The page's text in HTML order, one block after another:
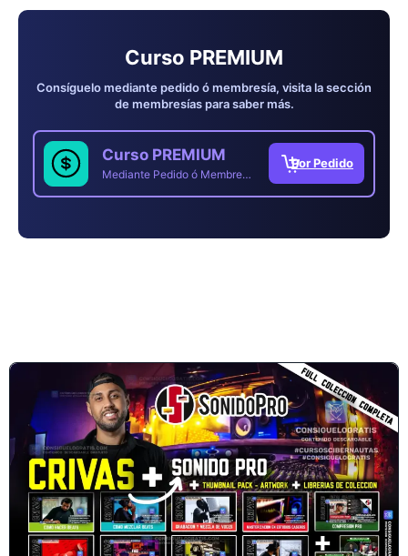
Curso PREMIUM
Consíguelo mediante pedido ó membresía, visita la sección
de membresías para saber más.
Curso PREMIUM
Mediante Pedido ó Membresía